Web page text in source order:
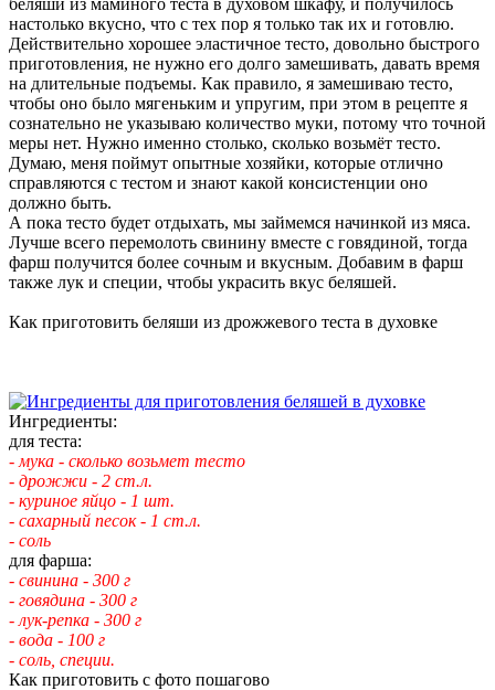
настолько вкусно, что с тех пор я только так их и готовлю.
Действительно хорошее эластичное тесто, довольно быстрого
приготовления, не нужно его долго замешивать, давать время
на длительные подъемы. Как правило, я замешиваю тесто,
чтобы оно было мягеньким и упругим, при этом в рецепте я
сознательно не указываю количество муки, потому что точной
меры нет. Нужно именно столько, сколько возьмёт тесто.
Думаю, меня поймут опытные хозяйки, которые отлично
справляются с тестом и знают какой консистенции оно
должно быть.
А пока тесто будет отдыхать, мы займемся начинкой из мяса.
Лучше всего перемолоть свинину вместе с говядиной, тогда
фарш получится более сочным и вкусным. Добавим в фарш
также лук и специи, чтобы украсить вкус беляшей.
Как приготовить беляши из дрожжевого теста в духовке
Ингредиенты:
для теста:
- мука - сколько возьмет тесто
- дрожжи - 2 ст.л.
- куриное яйцо - 1 шт.
- сахарный песок - 1 ст.л.
- соль
для фарша:
- свинина - 300 г
- говядина - 300 г
- лук-репка - 300 г
- вода - 100 г
- соль, специи.
Как приготовить с фото пошагово